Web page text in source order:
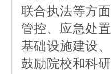
联合执法等方
管控、应急处
基础设施建设
鼓励院校和科